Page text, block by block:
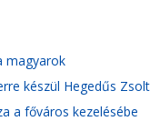
magyarok
készül Hegedűs Zsolt
a főváros kezelésébe